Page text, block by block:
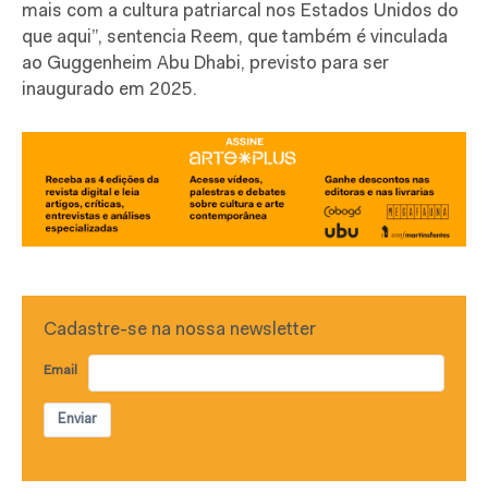
mais com a cultura patriarcal nos Estados Unidos do
que aqui”, sentencia Reem, que também é vinculada
ao Guggenheim Abu Dhabi, previsto para ser
inaugurado em 2025.
Cadastre-se na nossa newsletter
Email
Enviar